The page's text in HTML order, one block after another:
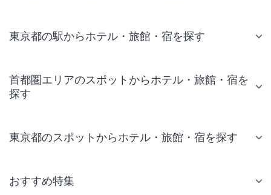
東京都の駅からホテル・旅館・宿を探す
首都圏エリアのスポットからホテル・旅館・宿を
探す
東京都のスポットからホテル・旅館・宿を探す
おすすめ特集